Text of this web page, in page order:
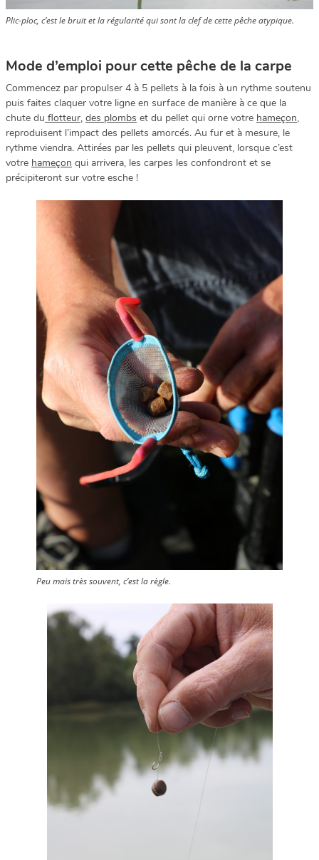
Plic-ploc, c’est le bruit et la régularité qui sont la clef de cette pêche atypique.
Mode d’emploi pour cette pêche de la carpe
Commencez par propulser 4 à 5 pellets à la fois à un rythme soutenu
puis faites claquer votre ligne en surface de manière à ce que la
chute du flotteur, des plombs et du pellet qui orne votre hameçon,
reproduisent l’impact des pellets amorcés. Au fur et à mesure, le
rythme viendra. Attirées par les pellets qui pleuvent, lorsque c’est
votre hameçon qui arrivera, les carpes les confondront et se
précipiteront sur votre esche !
Peu mais très souvent, c’est la règle.